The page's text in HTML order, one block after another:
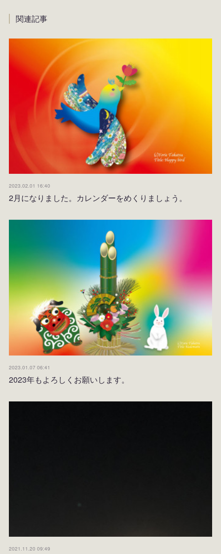
関連記事
2023.02.01 16:40
2月になりました。カレンダーをめくりましょう。
2023.01.07 06:41
2023年もよろしくお願いします。
2021.11.20 09:49